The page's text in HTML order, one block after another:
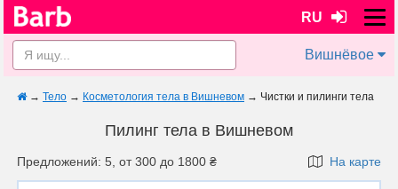
RU
Вишнёвое
→ Тело → Косметология тела в Вишневом → Чистки и пилинги тела
Пилинг тела в Вишневом
Предложений: 5, от 300 до 1800 ₴ На карте